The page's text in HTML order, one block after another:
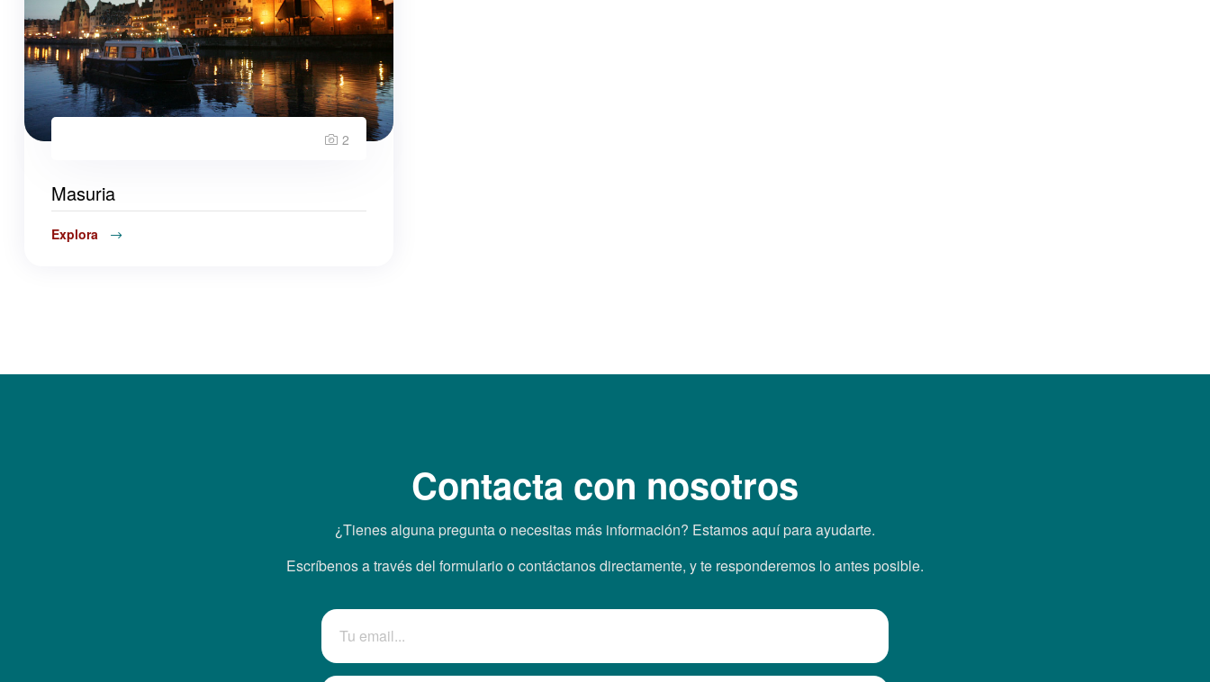
2
Masuria
Explora
Contacta con nosotros
¿Tienes alguna pregunta o necesitas más información? Estamos aquí para ayudarte.
Escríbenos a través del formulario o contáctanos directamente, y te responderemos lo antes posible.